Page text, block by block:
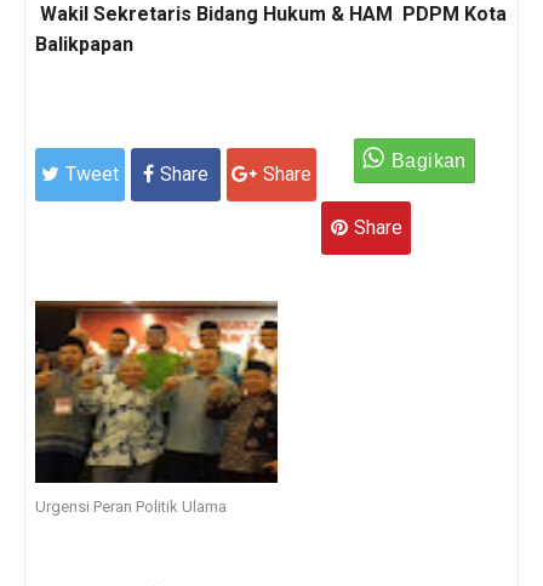
Wakil Sekretaris Bidang Hukum & HAM PDPM Kota
Balikpapan
Tweet Share Share
Share
Urgensi Peran Politik Ulama